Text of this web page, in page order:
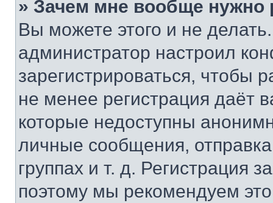
» Зачем мне вообще нужно
Вы можете этого и не
администратор настроил
зарегистрироваться, чтобы
не менее регистрация даёт
которые недоступны
личные сообщения,
группах и т. д. Регистрация
поэтому мы рекомендуем